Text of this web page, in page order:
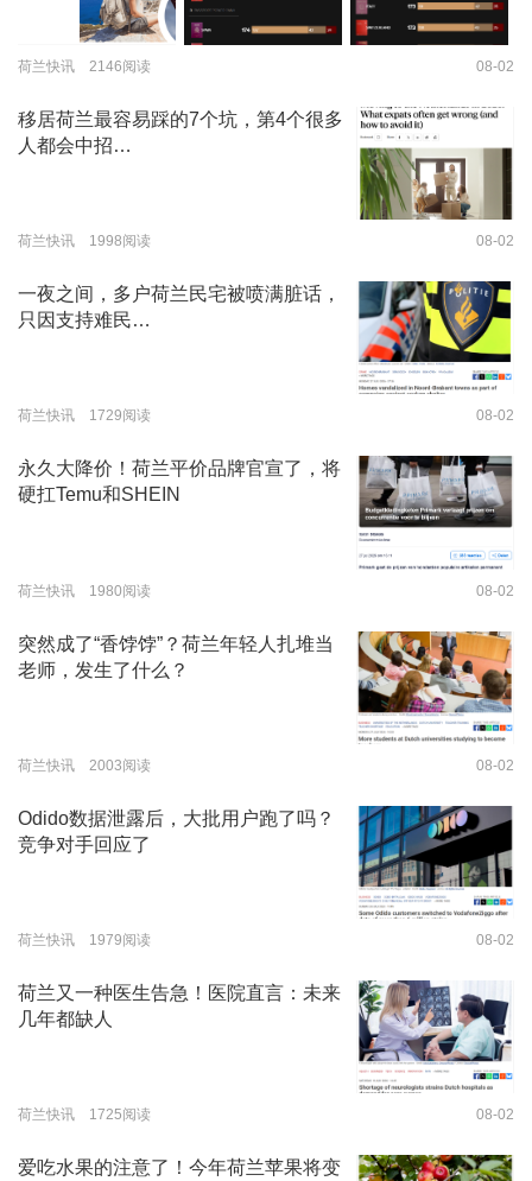
荷兰快讯 2146阅读 08-02
移居荷兰最容易踩的7个坑，第4个很多
人都会中招…
荷兰快讯 1998阅读 08-02
一夜之间，多户荷兰民宅被喷满脏话，
只因支持难民…
荷兰快讯 1729阅读 08-02
永久大降价！荷兰平价品牌官宣了，将
硬扛Temu和SHEIN
荷兰快讯 1980阅读 08-02
突然成了“香饽饽”？荷兰年轻人扎堆当
老师，发生了什么？
荷兰快讯 2003阅读 08-02
Odido数据泄露后，大批用户跑了吗？
竞争对手回应了
荷兰快讯 1979阅读 08-02
荷兰又一种医生告急！医院直言：未来
几年都缺人
荷兰快讯 1725阅读 08-02
爱吃水果的注意了！今年荷兰苹果将变